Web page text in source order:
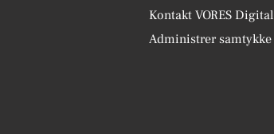
Kontakt VORES Digital
Administrer samtykke